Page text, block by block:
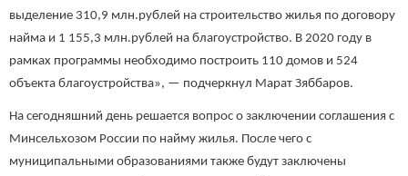
выделение 310,9 млн.рублей на строительство жилья по договору
найма и 1 155,3 млн.рублей на благоустройство. В 2020 году в
рамках программы необходимо построить 110 домов и 524
объекта благоустройства», — подчеркнул Марат Зяббаров.
На сегодняшний день решается вопрос о заключении соглашения с
Минсельхозом России по найму жилья. После чего с
муниципальными образованиями также будут заключены